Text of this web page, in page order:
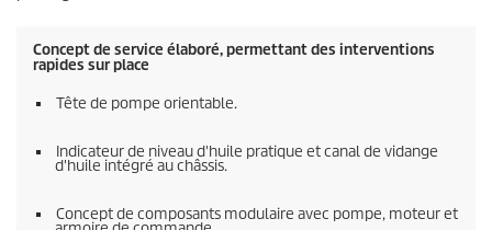
Concept de service élaboré, permettant des interventions
rapides sur place
Tête de pompe orientable.
Indicateur de niveau d'huile pratique et canal de vidange
d'huile intégré au châssis.
Concept de composants modulaire avec pompe, moteur et